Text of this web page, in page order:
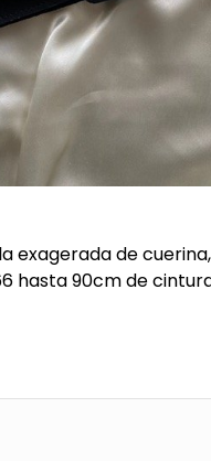
exagerada de cuerina,
hasta 90cm de